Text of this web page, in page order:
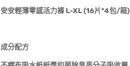
安安輕薄零感活力褲 L-XL (16片*4包/箱)
成分配方